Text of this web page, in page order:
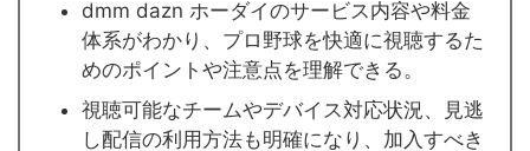
dmm dazn ホーダイのサービス内容や料金
体系がわかり、プロ野球を快適に視聴するた
めのポイントや注意点を理解できる。
視聴可能なチームやデバイス対応状況、見逃
し配信の利用方法も明確になり、加入すべき